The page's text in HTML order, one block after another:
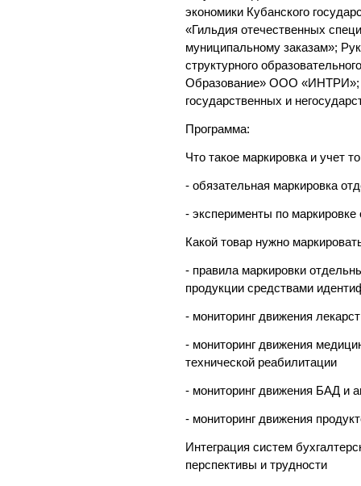
экономики Кубанского
«Гильдия отечественных
муниципальному заказам»;
структурного
Образование» ООО «ИНТРИ»;
государственных и
Программа:
Что такое маркировка и учет
- обязательная маркировка
- эксперименты по
Какой товар нужно
- правила маркировки
продукции средствами
- мониторинг движения
- мониторинг движения
технической реабилитации
- мониторинг движения БАД и
- мониторинг движения
Интеграция систем
перспективы и трудности